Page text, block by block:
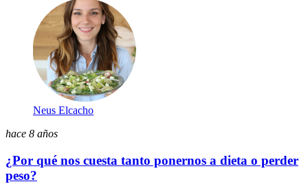
Neus Elcacho
hace 8 años
¿Por qué nos cuesta tanto ponernos a dieta o perder
peso?